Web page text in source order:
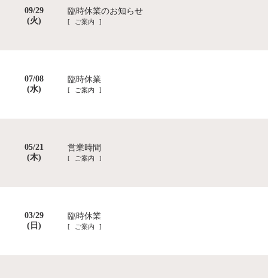
09/29
(火)
臨時休業のお知らせ
[ ご案内 ]
07/08
(水)
臨時休業
[ ご案内 ]
05/21
(木)
営業時間
[ ご案内 ]
03/29
(日)
臨時休業
[ ご案内 ]